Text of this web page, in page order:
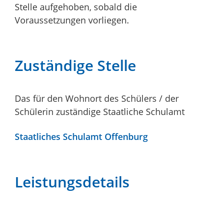
Stelle aufgehoben, sobald die
Voraussetzungen vorliegen.
Zuständige Stelle
Das für den Wohnort des Schülers / der
Schülerin zuständige Staatliche Schulamt
Staatliches Schulamt Offenburg
Leistungsdetails